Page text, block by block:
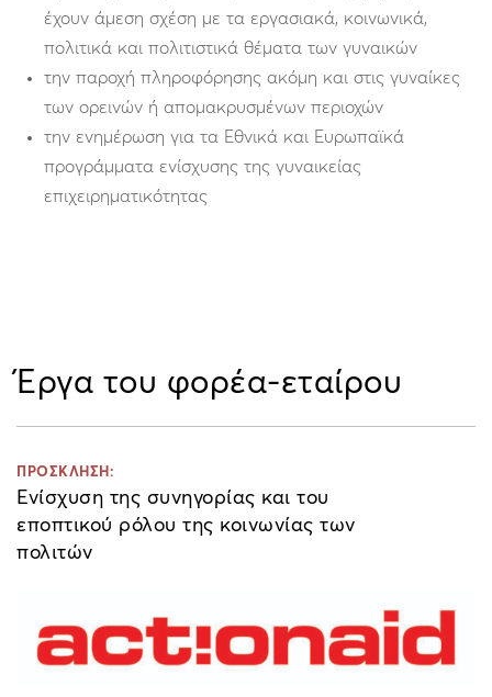
έχουν άμεση σχέση με τα εργασιακά, κοινωνικά,
πολιτικά και πολιτιστικά θέματα των γυναικών
την παροχή πληροφόρησης ακόμη και στις γυναίκες
των ορεινών ή απομακρυσμένων περιοχών
την ενημέρωση για τα Εθνικά και Ευρωπαϊκά
προγράμματα ενίσχυσης της γυναικείας
επιχειρηματικότητας
Έργα του φορέα-εταίρου
ΠΡΟΣΚΛΗΣΗ:
Ενίσχυση της συνηγορίας και του
εποπτικού ρόλου της κοινωνίας των
πολιτών